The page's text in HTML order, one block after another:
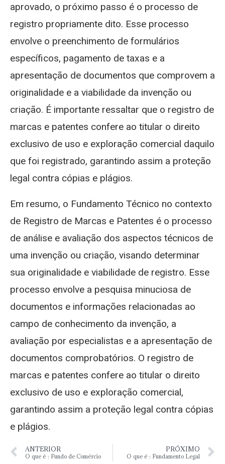
aprovado, o próximo passo é o processo de
registro propriamente dito. Esse processo
envolve o preenchimento de formulários
específicos, pagamento de taxas e a
apresentação de documentos que comprovem a
originalidade e a viabilidade da invenção ou
criação. É importante ressaltar que o registro de
marcas e patentes confere ao titular o direito
exclusivo de uso e exploração comercial daquilo
que foi registrado, garantindo assim a proteção
legal contra cópias e plágios.
Em resumo, o Fundamento Técnico no contexto
de Registro de Marcas e Patentes é o processo
de análise e avaliação dos aspectos técnicos de
uma invenção ou criação, visando determinar
sua originalidade e viabilidade de registro. Esse
processo envolve a pesquisa minuciosa de
documentos e informações relacionadas ao
campo de conhecimento da invenção, a
avaliação por especialistas e a apresentação de
documentos comprobatórios. O registro de
marcas e patentes confere ao titular o direito
exclusivo de uso e exploração comercial,
garantindo assim a proteção legal contra cópias
e plágios.
ANTERIOR
O que é : Fundo de Comércio
PRÓXIMO
O que é : Fundamento Legal